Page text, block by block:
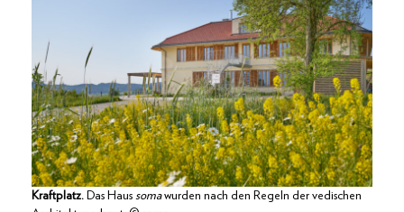
Kraftplatz. Das Haus somawurden nach den Regeln der vedischen